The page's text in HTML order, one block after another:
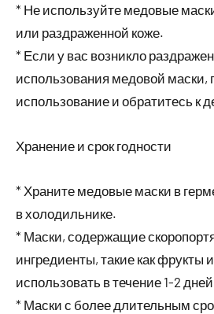
* Не используйте медовые
или раздраженной коже.
* Если у вас возникло
использования медовой маски,
использование и обратитесь к
Хранение и срок годности
* Храните медовые маски в
в холодильнике.
* Маски, содержащие
ингредиенты, такие как фрукты
использовать в течение 1-2
* Маски с более длительным